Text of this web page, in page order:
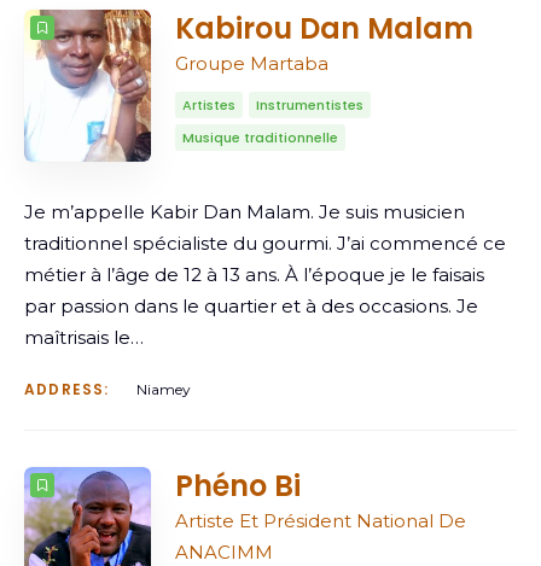
COUNT 5 SORT BY
Kabirou Dan Malam
Groupe Martaba
Artistes
Instrumentistes
Musique traditionnelle
Je m’appelle Kabir Dan Malam. Je suis musicien
traditionnel spécialiste du gourmi. J’ai commencé ce
métier à l’âge de 12 à 13 ans. À l’époque je le faisais
par passion dans le quartier et à des occasions. Je
maîtrisais le…
ADDRESS: Niamey
Phéno Bi
Artiste Et Président National De
ANACIMM